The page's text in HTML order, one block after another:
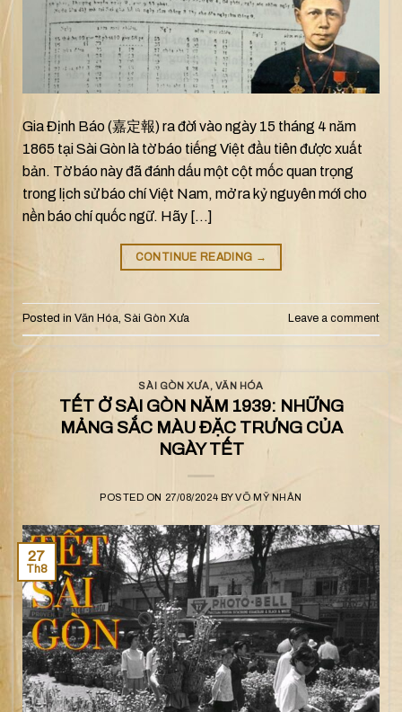
Gia Định Báo (嘉定報) ra đời vào ngày 15 tháng 4 năm
1865 tại Sài Gòn là tờ báo tiếng Việt đầu tiên được xuất
bản. Tờ báo này đã đánh dấu một cột mốc quan trọng
trong lịch sử báo chí Việt Nam, mở ra kỷ nguyên mới cho
nền báo chí quốc ngữ. Hãy […]
CONTINUE READING →
Posted in Văn Hóa, Sài Gòn Xưa Leave a comment
SÀI GÒN XƯA, VĂN HÓA
TẾT Ở SÀI GÒN NĂM 1939: NHỮNG
MẢNG SẮC MÀU ĐẶC TRƯNG CỦA
NGÀY TẾT
POSTED ON 27/08/2024 BYVÕ MỸ NHÂN
27
Th8